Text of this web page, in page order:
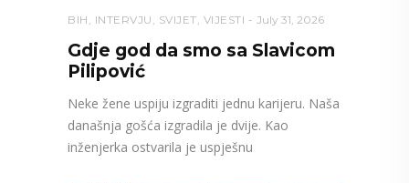
BIH , INTERVJU , SVIJET, VIJESTI July 31, 2026
Gdje god da smo sa Slavicom
Pilipović
Neke žene uspiju izgraditi jednu karijeru. Naša
današnja gošća izgradila je dvije. Kao
inženjerka ostvarila je uspješnu